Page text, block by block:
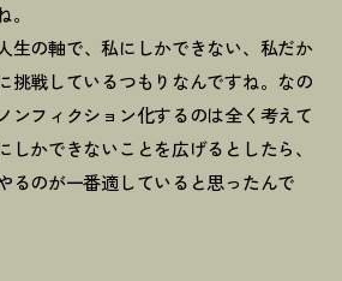
の軸で、私にしかできない、私だか
挑戦しているつもりなんですね。なの
ンフィクション化するのは全く考えて
しかできないことを広げるとしたら、
るのが一番適していると思ったんで